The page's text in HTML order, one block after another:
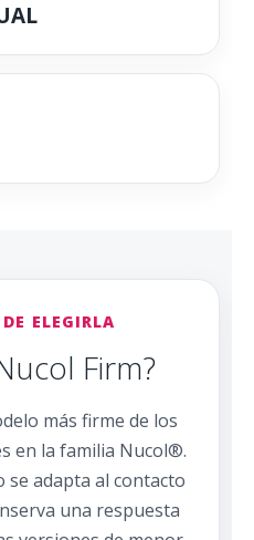
ELEGIRLA
Firm?
más firme de los
en la familia Nucol®.
se adapta al contacto
una respuesta